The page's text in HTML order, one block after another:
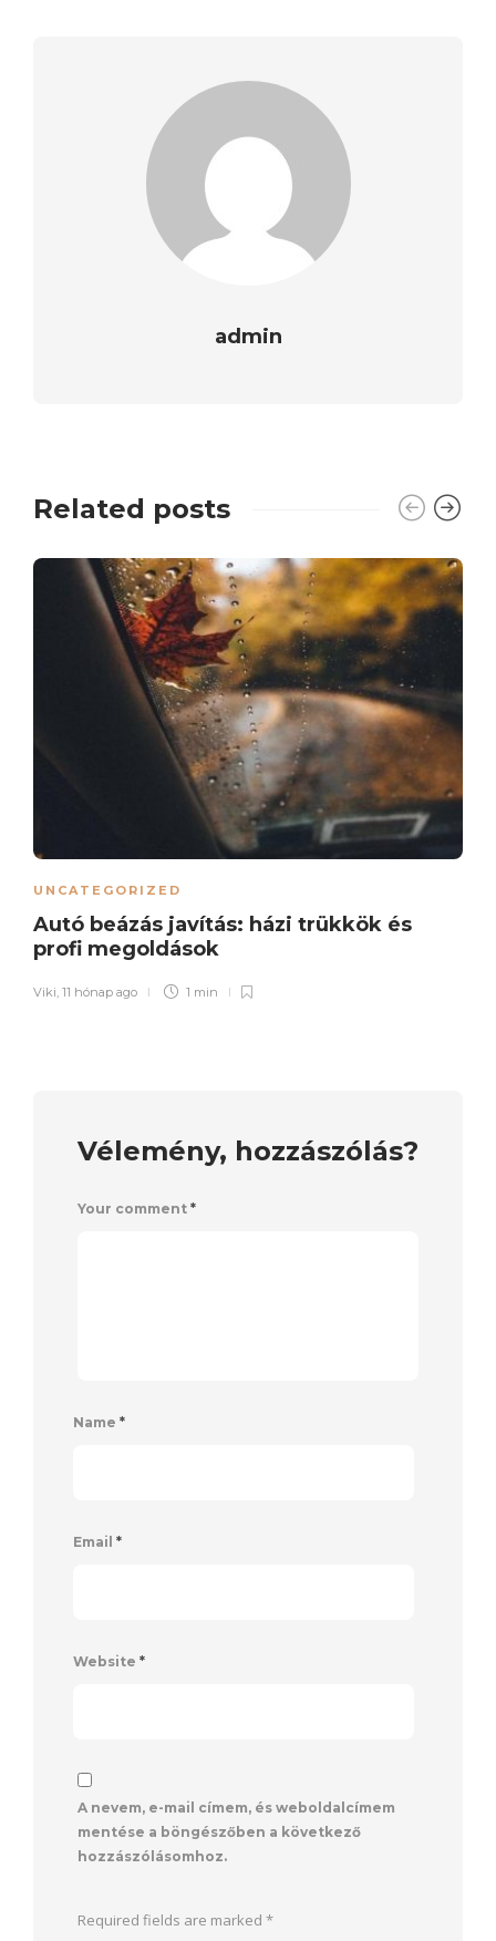
admin
Related posts
UNCATEGORIZED
Autó beázás javítás: házi trükkök és
profi megoldások
Viki 11 hónap ago 1 min
Vélemény, hozzászólás?
Your comment *
Name *
Email *
Website *
A nevem, e-mail címem, és weboldalcímem
mentése a böngészőben a következő
hozzászólásomhoz.
Required fields are marked *